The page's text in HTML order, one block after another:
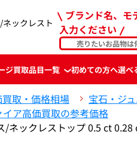
ックレスト
ブランド名、モ
入力ください
ジ買取品目一覧 初めての方へ選べ
取・価格相場
宝石・ジ
ア高価買取の参考価格
ネックレストップ 0.5 ct